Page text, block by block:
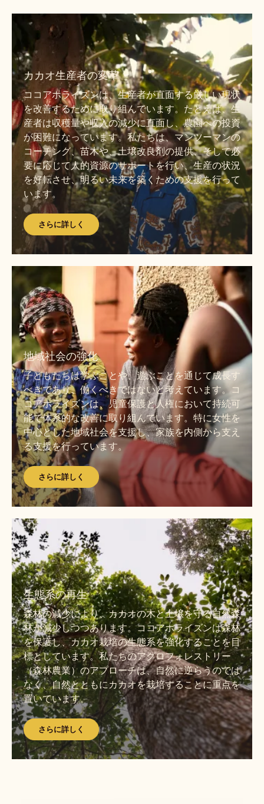
カカオ生産者の変革
ココアホライズンは、生産者が直面する厳しい現状
を改善するために取り組んでいます。たとえば、生
産者は収穫量や収入の減少に直面し、農園への投資
が困難になっています。私たちは、マンツーマンの
コーチング、苗木や、土壌改良剤の提供、そして必
要に応じて人的資源のサポートを行い、生産の状況
を好転させ、明るい未来を築くための支援を行って
います。
さらに詳しく
さ
ら
に
詳
し
く
に
詳
し
地域社会の強化
子どもたちは学ぶことや、遊ぶことを通じて成長す
べきであり、働くべきではないと考えています。コ
コアホライズンは、児童保護と人権において持続可
能で体系的な改善に取り組んでいます。特に女性を
中心とした地域社会を支援し、家族を内側から支え
る支援を行っています。
さらに詳しく
さ
ら
に
詳
し
く
さ
ら
に
詳
し
く
生態系の再生
森林の減少により、カカオの木と土壌を守る自然森
林が減少しつつあります。ココアホライズンは森林
を保護し、カカオ栽培の生態系を強化することを目
標としています。私たちのアグロフォレストリー
（森林農業）のアプローチは、自然に逆らうのでは
なく、自然とともにカカオを栽培することに重点を
置いています。
さらに詳しく
さ
ら
に
詳
し
く
さ
ら
に
詳
し
く